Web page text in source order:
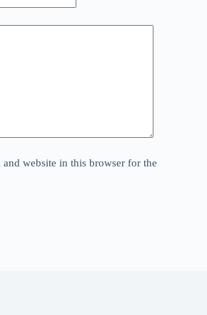
and website in this browser for the